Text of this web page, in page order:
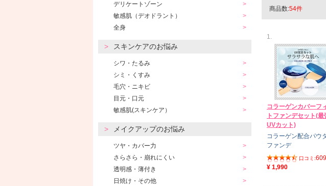
デリケートゾーン
敏感肌（デオドラント）
全身
スキンケアのお悩み
シワ・たるみ
シミ・くすみ
毛穴・ニキビ
目元・口元
敏感肌(スキンケア）
メイクアップのお悩み
ツヤ・カバー力
さらさら・崩れにくい
透明感・薄付き
日焼け・その他
商品数:54件
1.
コラーゲンカバーフ
トファンデセット(最
UVカット)
コラーゲン配合パウ
ファンデ
口コミ:
¥ 1,990